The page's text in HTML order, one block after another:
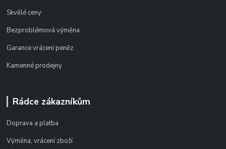
Skvělé ceny
Bezproblémová výměna
Garance vrácení peněz
Kamenné prodejny
Rádce zákazníkům
Doprava a platba
Výměna, vrácení zboží